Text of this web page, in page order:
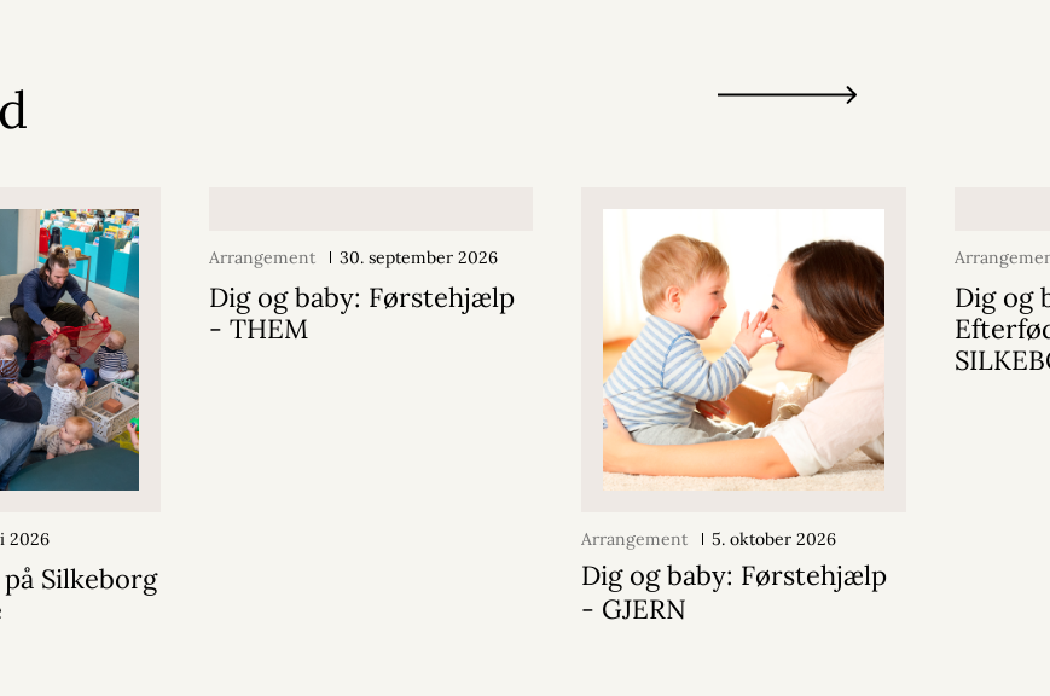
2026
Silkeborg
Arrangement 30. september 2026
Dig og baby: Førstehjælp
- THEM
Arrangement 5. oktober 2026
Dig og baby: Førstehjælp
- GJERN
Dig og